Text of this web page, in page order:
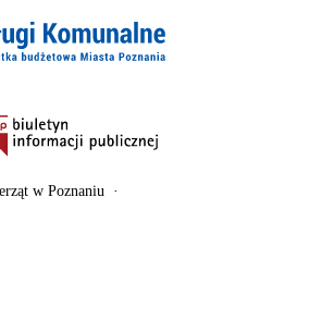
w Poznaniu ·